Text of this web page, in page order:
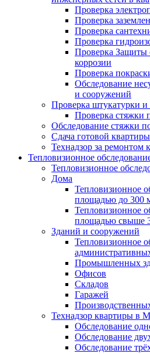
Проверка
Проверка
Проверка
Проверка
Проверка Защиты
коррозии
Проверка
Обследование
и сооружений
Проверка штукатурки
Проверка стяжки
Обследование стяжки
Сдача готовой квартиры
Технадзор за ремонтом
Тепловизионное
Тепловизионное
Дома
Тепловизионное
площадью до 300
Тепловизионное
площадью свыше
Зданий и сооружений
Тепловизионное
Промышленных
Офисов
Складов
Гаражей
Технадзор квартиры в
Обследование
Обследование
Обследование